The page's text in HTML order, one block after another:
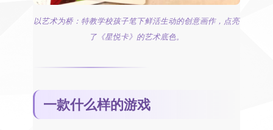
以艺术为桥：特教学校孩子笔下鲜活生动的创意画作，点亮
了《星悦卡》的艺术底色。
一款什么样的游戏